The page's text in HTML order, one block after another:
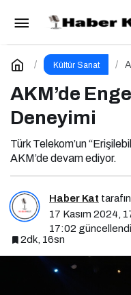
Kültür Sanat
AKM’de
Deneyimi
Türk Telekom’un
AKM’de devam ediyor.
Haber Kat
17 Kasım 2024,
17:02 güncellendi
2dk, 16sn
Ankara Cazın
Yorum Yap